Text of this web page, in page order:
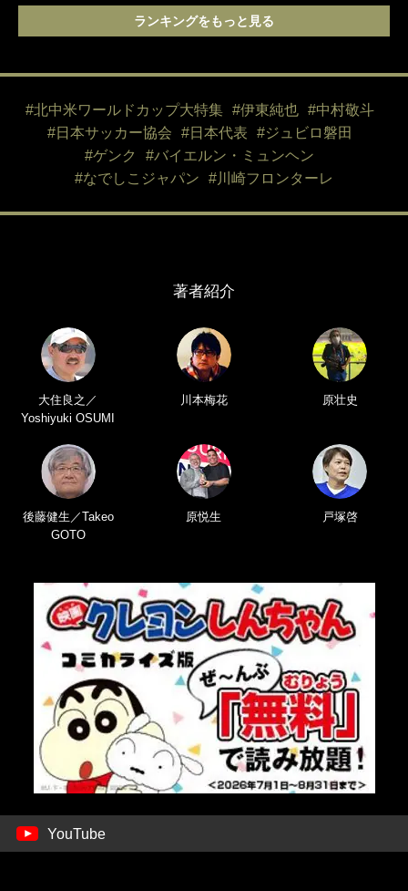
ランキングをもっと見る
#北中米ワールドカップ大特集 #伊東純也
#中村敬斗
#日本サッカー協会
#日本代表
#ジュビロ磐田
#ゲンク
#バイエルン・ミュンヘン
#なでしこジャパン
#川崎フロンターレ
著者紹介
大住良之／
Yoshiyuki OSUMI
川本梅花 原壮史
後藤健生／Takeo
GOTO
原悦生 戸塚啓
YouTube